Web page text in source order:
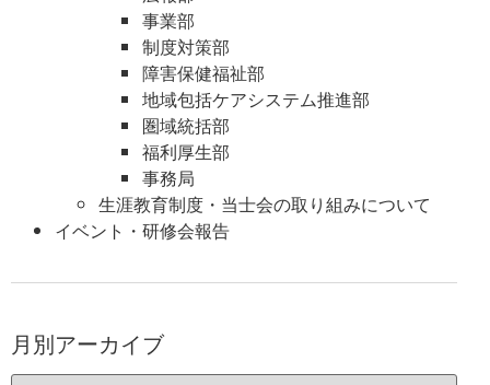
事業部
制度対策部
障害保健福祉部
地域包括ケアシステム推進部
圏域統括部
福利厚生部
事務局
生涯教育制度・当士会の取り組みについて
イベント・研修会報告
月別アーカイブ